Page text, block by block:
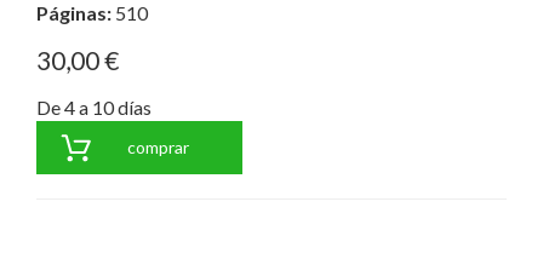
Páginas: 510
30,00 €
De 4 a 10 días
comprar